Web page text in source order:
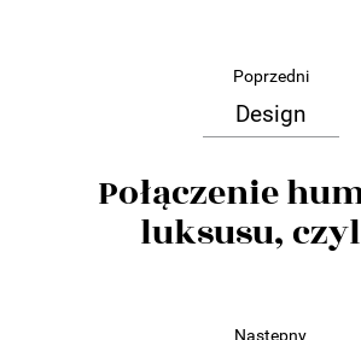
Poprzedni
Design
Połączenie
luksusu,
Następny